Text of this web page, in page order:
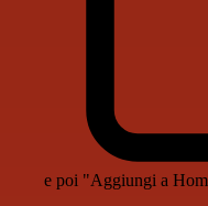
e poi "Aggiungi a